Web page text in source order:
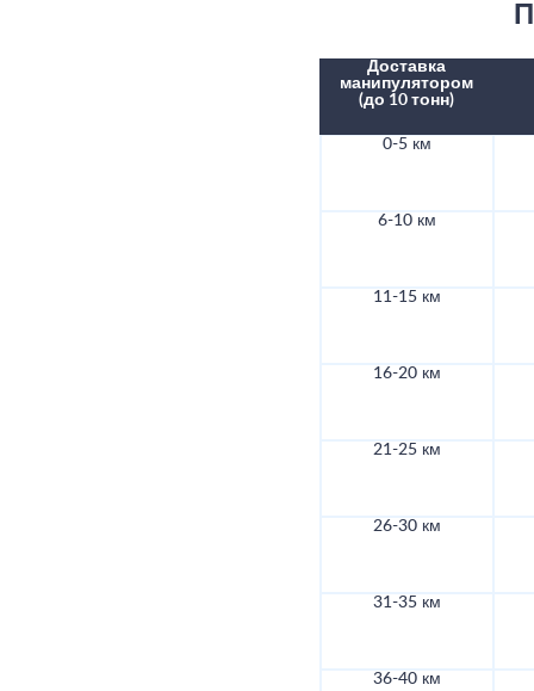
Доставка
манипулятором
(до 10 тонн)
0-5 км
6-10 км
11-15 км
16-20 км
21-25 км
26-30 км
31-35 км
36-40 км